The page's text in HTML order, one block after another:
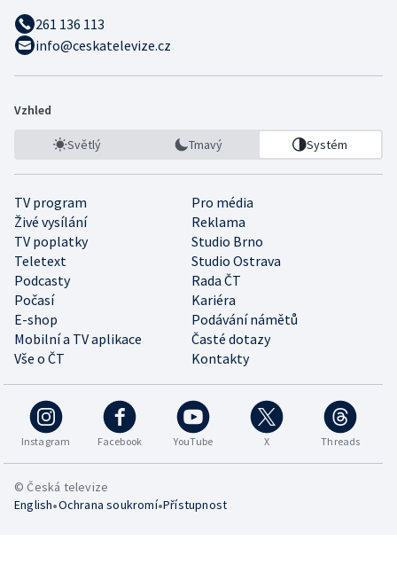
261 136 113
info@ceskatelevize.cz
Vzhled
Světlý Tmavý Systém
TV program
Pro média
Živé vysílání
Reklama
TV poplatky
Studio Brno
Teletext
Studio Ostrava
Podcasty
Rada ČT
Počasí
Kariéra
E-shop
Podávání námětů
Mobilní a TV aplikace
Časté dotazy
Vše o ČT
Kontakty
Instagram Facebook YouTube X Threads
© Česká televize
English•Ochrana soukromí•Přístupnost